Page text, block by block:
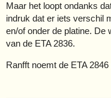
Maar het loopt ondanks
indruk dat er iets verschil
en/of onder de platine. De
van de ETA 2836.
Ranfft noemt de ETA